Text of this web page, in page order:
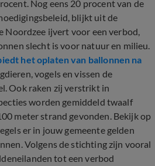
Nog eens 20 procent van de
blijkt uit de
Noordzee ijvert voor een verbod,
slecht is voor natuur en milieu.
het oplaten van ballonnen na
vogels en vissen de
Ook raken zij verstrikt in
worden gemiddeld twaalf
meter strand gevonden. Bekijk op
er in jouw gemeente gelden
Volgens de stichting zijn vooral
tot een verbod